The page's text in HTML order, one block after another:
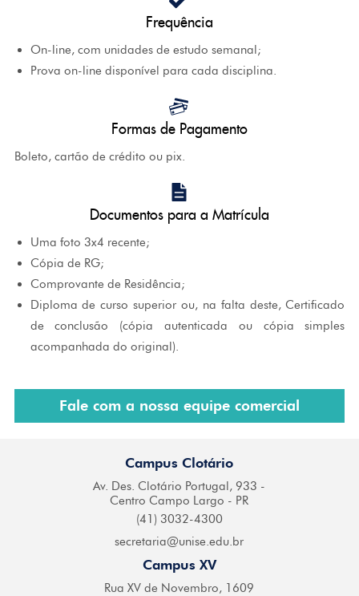
Frequência
On-line, com unidades de estudo semanal;
Prova on-line disponível para cada disciplina.
Formas de Pagamento
Boleto, cartão de crédito ou pix.
Documentos para a Matrícula
Uma foto 3x4 recente;
Cópia de RG;
Comprovante de Residência;
Diploma de curso superior ou, na falta deste, Certificado
de conclusão (cópia autenticada ou cópia simples
acompanhada do original).
Fale com a nossa equipe comercial
Campus Clotário
Av. Des. Clotário Portugal, 933 -
Centro Campo Largo - PR
(41) 3032-4300
secretaria@unise.edu.br
Campus XV
Rua XV de Novembro, 1609